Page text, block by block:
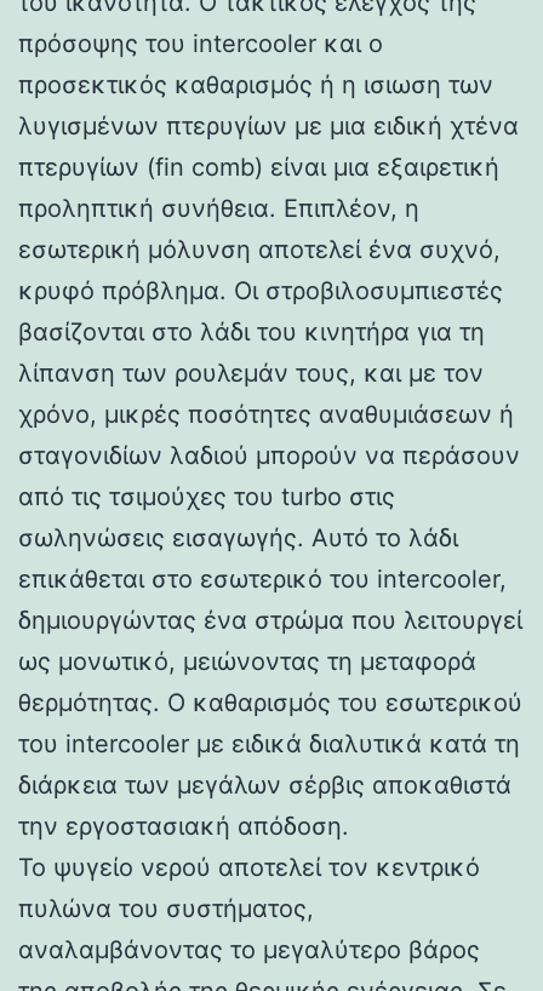
πρόσοψης του intercooler και ο
προσεκτικός καθαρισμός ή η ισιωση των
λυγισμένων πτερυγίων με μια ειδική χτένα
πτερυγίων (fin comb) είναι μια εξαιρετική
προληπτική συνήθεια. Επιπλέον, η
εσωτερική μόλυνση αποτελεί ένα συχνό,
κρυφό πρόβλημα. Οι στροβιλοσυμπιεστές
βασίζονται στο λάδι του κινητήρα για τη
λίπανση των ρουλεμάν τους, και με τον
χρόνο, μικρές ποσότητες αναθυμιάσεων ή
σταγονιδίων λαδιού μπορούν να περάσουν
από τις τσιμούχες του turbo στις
σωληνώσεις εισαγωγής. Αυτό το λάδι
επικάθεται στο εσωτερικό του intercooler,
δημιουργώντας ένα στρώμα που λειτουργεί
ως μονωτικό, μειώνοντας τη μεταφορά
θερμότητας. Ο καθαρισμός του εσωτερικού
του intercooler με ειδικά διαλυτικά κατά τη
διάρκεια των μεγάλων σέρβις αποκαθιστά
την εργοστασιακή απόδοση.
Το ψυγείο νερού αποτελεί τον κεντρικό
πυλώνα του συστήματος,
αναλαμβάνοντας το μεγαλύτερο βάρος